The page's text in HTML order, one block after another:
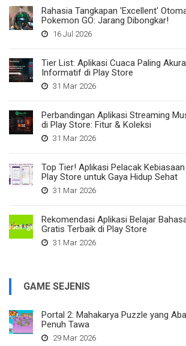
Rahasia Tangkapan 'Excellent'
Pokemon GO: Jarang Dibongkar!
16 Jul 2026
Tier List: Aplikasi Cuaca Paling
Informatif di Play Store
31 Mar 2026
Perbandingan Aplikasi Streaming
di Play Store: Fitur & Koleksi
31 Mar 2026
Top Tier! Aplikasi Pelacak
Play Store untuk Gaya Hidup Sehat
31 Mar 2026
Rekomendasi Aplikasi Belajar
Gratis Terbaik di Play Store
31 Mar 2026
GAME SEJENIS
Portal 2: Mahakarya Puzzle yang
Penuh Tawa
29 Mar 2026